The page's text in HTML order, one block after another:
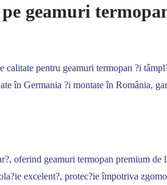
geamuri
calitate pentru geamuri termopan ?i
în Germania ?i montate în România,
oferind geamuri termopan premium de
excelent?, protec?ie împotriva